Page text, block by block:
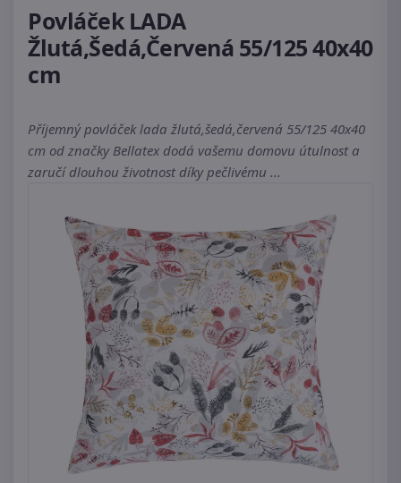
Povláček LADA
Žlutá,Šedá,Červená 55/125 40x40
cm
Příjemný povláček lada žlutá,šedá,červená 55/125 40x40
cm od značky Bellatex dodá vašemu domovu útulnost a
zaručí dlouhou životnost díky pečlivému ...